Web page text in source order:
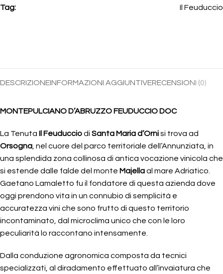
Tag:
Il Feuduccio
DESCRIZIONEINFORMAZIONI AGGIUNTIVERECENSIONI (0)
MONTEPULCIANO D’ABRUZZO FEUDUCCIO DOC
La Tenuta Il Feuducciodi Santa Maria d’Ornisi trova ad
Orsogna , nel cuore del parco territoriale dell’Annunziata, in
una splendida zona collinosa di antica vocazione vinicola che
si estende dalle falde del monte Majellaal mare Adriatico.
Gaetano Lamaletto fu il fondatore di questa azienda dove
oggi prendono vita in un connubio di semplicità e
accuratezza vini che sono frutto di questo territorio
incontaminato, dal microclima unico che con le loro
peculiarità lo raccontano intensamente.
Dalla conduzione agronomica composta da tecnici
specializzati, al diradamento effettuato all’invaiatura che